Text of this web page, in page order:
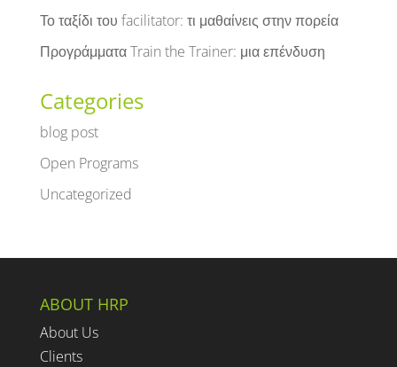
Το ταξίδι του facilitator: τι μαθαίνεις στην πορεία
Προγράμματα Train the Trainer: μια επένδυση
Categories
blog post
Open Programs
Uncategorized
ABOUT HRP
About Us
Clients